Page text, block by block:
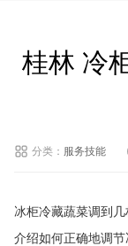
桂林 冷
分类： 服务技能
冰柜冷藏蔬菜调到
介绍如何正确地调